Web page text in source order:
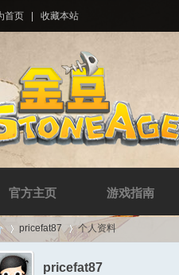
首页 收藏本站
官方主页 游戏指南
pricefat87 个人资料
pricefat87